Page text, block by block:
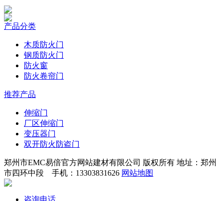
产品分类
木质防火门
钢质防火门
防火窗
防火卷帘门
推荐产品
伸缩门
厂区伸缩门
变压器门
双开防火防盗门
郑州市EMC易倍官方网站建材有限公司 版权所有 地址：郑州
市四环中段 手机：13303831626 网站地图
咨询电话